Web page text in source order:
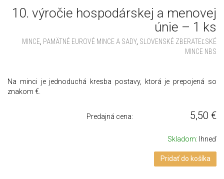
10. výročie hospodárskej a menovej
únie – 1 ks
MINCE PAMÄTNÉ EUROVÉ MINCE A SADY, SLOVENSKÉ ZBERATEĽSKÉ
MINCE NBS
Na minci je jednoduchá kresba postavy, ktorá je prepojená so
znakom €.
Predajná cena: 5,50 €
Skladom: Ihneď
Pridať do košíka